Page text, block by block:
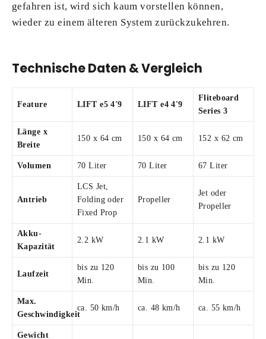
gefahren ist, wird sich kaum vorstellen können,
wieder zu einem älteren System zurückzukehren.
Technische Daten & Vergleich
Feature LIFT e5 4'9 LIFT e4 4'9
Fliteboard
Series 3
Länge x
Breite
150 x 64 cm 150 x 64 cm 152 x 62 cm
Volumen 70 Liter 70 Liter 67 Liter
Antrieb
LCS Jet,
Folding oder
Fixed Prop
Propeller
Jet oder
Propeller
Akku-
Kapazität
2.2 kW 2.1 kW 2.1 kW
Laufzeit
bis zu 120
Min.
bis zu 100
Min.
bis zu 120
Min.
Max.
Geschwindigkeit
ca. 50 km/h ca. 48 km/h ca. 55 km/h
Gewicht